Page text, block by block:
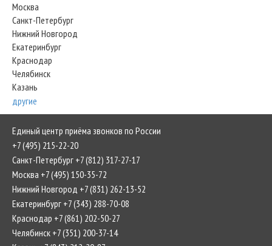
Москва
Санкт-Петербург
Нижний Новгород
Екатеринбург
Краснодар
Челябинск
Казань
другие
Единый центр приёма звонков по России
+7 (495) 215-22-20
Санкт-Петербург +7 (812) 317-27-17
Москва +7 (495) 150-35-72
Нижний Новгород +7 (831) 262-13-52
Екатеринбург +7 (343) 288-70-08
Краснодар +7 (861) 202-50-27
Челябинск +7 (351) 200-37-14